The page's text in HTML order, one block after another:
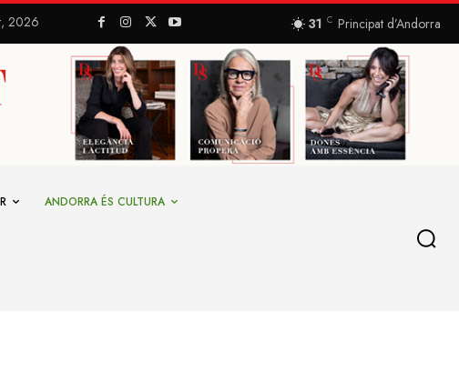
2026 31 C Principat d’Andorra
ANDORRA ÉS CULTURA